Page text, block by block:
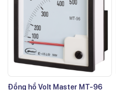
Đồng hồ Volt Master MT-96